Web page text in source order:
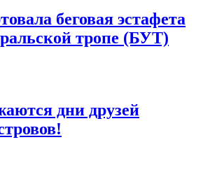
беговая эстафета
тропе (БУТ)
дни друзей